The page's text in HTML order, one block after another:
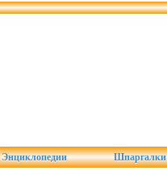
Энциклопедии Шпаргалки